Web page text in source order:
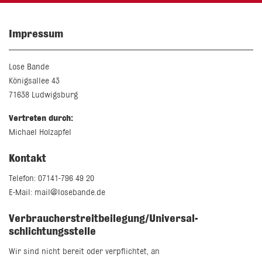
Impressum
Lose Bande
Königsallee 43
71638 Ludwigsburg
Vertreten durch:
Michael Holzapfel
Kontakt
Telefon: 07141-796 49 20
E-Mail: mail@losebande.de
Verbraucher­streit­beilegung/Universal­
schlichtungs­stelle
Wir sind nicht bereit oder verpflichtet, an